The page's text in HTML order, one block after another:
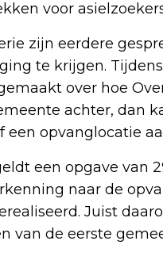
voor
zijn eerdere
te krijgen.
over hoe
achter, dan
een opvanglocatie
een opgave van
naar de
Juist
van de eerste